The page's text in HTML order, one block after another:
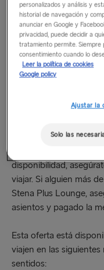
tu reserva.
No es necesario
aplicará
de Stena Plus Lounge.
reservas un billete de
no se te reembolsará
disponibilidad,
viajar. Si alguien más
Stena Plus Lounge,
asientos y pagado la
Esta oferta está
viajen en las
sentidos:
personalizados y análisis y
historial de navegación y
anunciar en Google y
privacidad, puede decidir a
tratamiento permite. Siempre
consentimiento cuando lo
Leer la política de cookies
Google policy
Ajustar la
Solo las